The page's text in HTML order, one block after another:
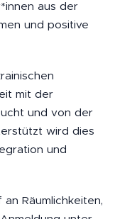
aus der
und positive
mit der
und von der
wird dies
und
Räumlichkeiten,